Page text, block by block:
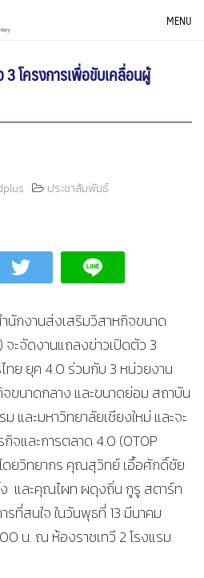
MENU
โครงการเพื่อขับเคลื่อนผู้
ประชาสัมพันธ์
นักงานส่งเสริมวิสาหกิจขนาด
ะจัดงานแถลงข่าวเปิดตัว 3
ทย ยุค 4.0 ร่วมกับ 3 หน่วยงาน
นาดกลาง และขนาดย่อม สถาบัน
และมหาวิทยาลัยเชียงใหม่ และจะ
และการตลาด 4.0 (OTOP
ดยวิทยากร คุณสุวิทย์ เอื้อศักดิ์ชัย
และคุณไผท ผดุงถิ่น กูรู สตาร์ท
ที่สนใจ ในวันพุธที่ 13 มีนาคม
น. ณ ห้องราชเทวี 2 โรงแรม